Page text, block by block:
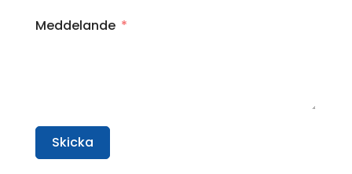
Meddelande
Skicka